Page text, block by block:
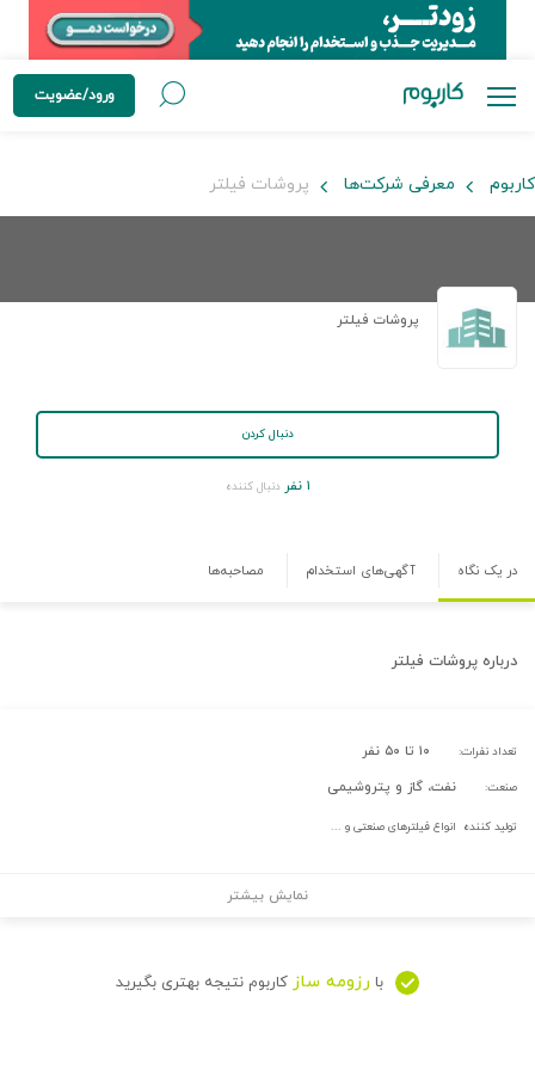
ورود/عضویت
کاربوم معرفی شرکت‌ها پروشات فیلتر
پروشات فیلتر
دنبال کردن
۱ نفر دنبال کننده
در یک نگاه آگهی‌های استخدام مصاحبه‌ها
درباره پروشات فیلتر
تعداد نفرات: ۱۰ تا ۵۰ نفر
صنعت: نفت، گاز و پتروشیمی
تولید کننده انواع فیلترهای صنعتی و ...
نمایش بیشتر
با رزومه ساز کاربوم نتیجه بهتری بگیرید